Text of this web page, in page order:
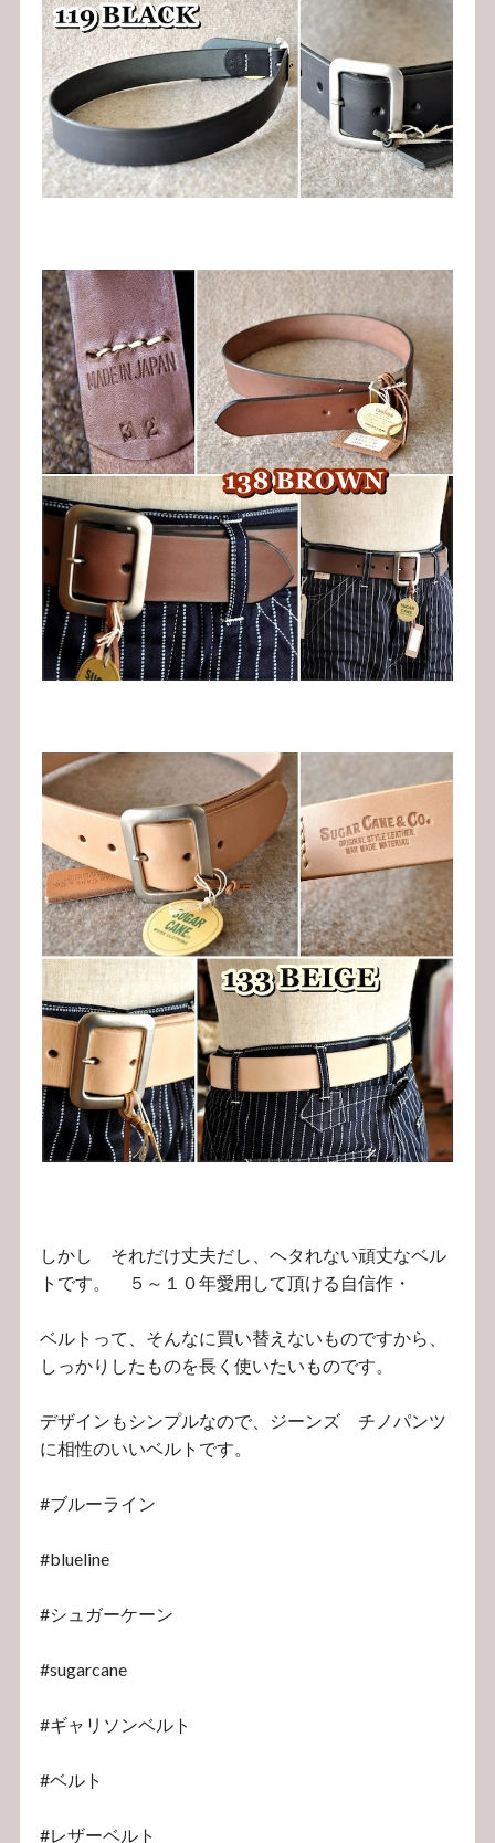
しかし それだけ丈夫だし、ヘタれない頑丈なベル
トです。 ５～１０年愛用して頂ける自信作・
ベルトって、そんなに買い替えないものですから、
しっかりしたものを長く使いたいものです。
デザインもシンプルなので、ジーンズ チノパンツ
に相性のいいベルトです。
#ブルーライン
#blueline
#シュガーケーン
#sugarcane
#ギャリソンベルト
#ベルト
#レザーベルト